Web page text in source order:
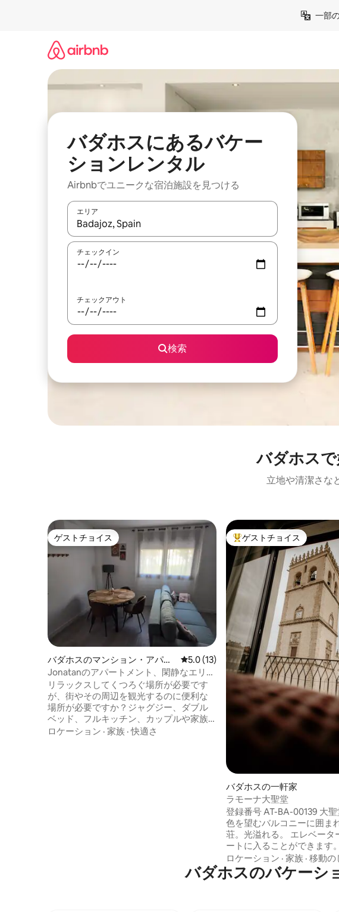
一部
バダホスにあるバケー
ションレンタル
Airbnbでユニークな宿泊施設を見つける
エリア
検索結果が表示されたら、上下の矢印キーを使って移動するか、画
チェックイン
チェックアウト
検索
バダホス
立地や清潔さな
ゲストチョイス
ゲストチョイス
バダホスのマンション・アパー
ト
レビュー13件、5つ星中5.0つ星の平均
5.0 (13)
Jonatanのアパートメント、閑静なエリ
ア、アパートメント...
リラックスしてくつろぐ場所が必要です
が、街やその周辺を観光するのに便利な
場所が必要ですか？ジャグジー、ダブル
ベッド、フルキッチン、カップルや家族
で街で数日を楽しむためのすべての設備
そしてダブルベッド (160 x 200) と素晴ら
しいジャグジーがある寝室で構成されて
ロケーション · 家族 ·快適さ
大好評のゲストチョイスです
ゲストチョイス
バダホスの一軒家
ラモーナ大聖堂
登録番号 AT-BA-00139 大聖堂の美しい景
色を望むバルコニーに囲ま
荘。光溢れる。 エレベーターで直接アパ
ートに入ることができます
たった一つのアパート、プ
静けさ。 太陽の眺めが楽しめるテラス。
オンラインでの作業に最適（
ロケーション · 家族 · 移動の
バダホスのバケーシ